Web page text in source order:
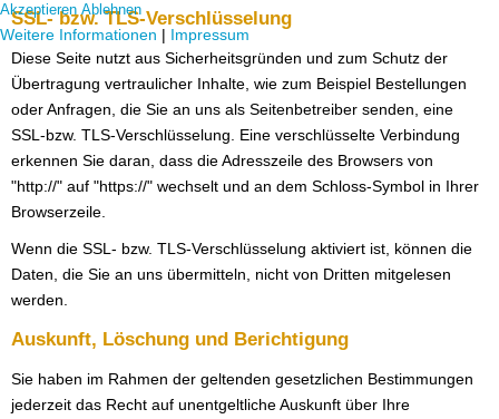
SSL- bzw. TLS-Verschlüsselung
Diese Seite nutzt aus Sicherheitsgründen und zum Schutz der
Übertragung vertraulicher Inhalte, wie zum Beispiel Bestellungen
oder Anfragen, die Sie an uns als Seitenbetreiber senden, eine
SSL-bzw. TLS-Verschlüsselung. Eine verschlüsselte Verbindung
erkennen Sie daran, dass die Adresszeile des Browsers von
"http://" auf "https://" wechselt und an dem Schloss-Symbol in Ihrer
Browserzeile.
Wenn die SSL- bzw. TLS-Verschlüsselung aktiviert ist, können die
Daten, die Sie an uns übermitteln, nicht von Dritten mitgelesen
werden.
Auskunft, Löschung und Berichtigung
Sie haben im Rahmen der geltenden gesetzlichen Bestimmungen
jederzeit das Recht auf unentgeltliche Auskunft über Ihre
Akzeptieren Ablehnen
Weitere Informationen | Impressum